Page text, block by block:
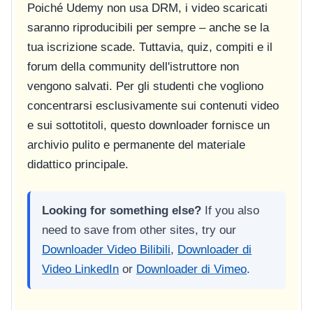
Poiché Udemy non usa DRM, i video scaricati
saranno riproducibili per sempre – anche se la
tua iscrizione scade. Tuttavia, quiz, compiti e il
forum della community dell'istruttore non
vengono salvati. Per gli studenti che vogliono
concentrarsi esclusivamente sui contenuti video
e sui sottotitoli, questo downloader fornisce un
archivio pulito e permanente del materiale
didattico principale.
Looking for something else? If you also
need to save from other sites, try our
Downloader Video Bilibili, Downloader di
Video LinkedIn or Downloader di Vimeo.